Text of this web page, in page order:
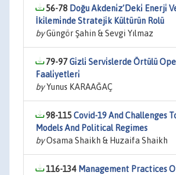
56-78 Doğu Akdeni̇z’Deki̇ Enerji̇
İki̇lemi̇nde Strateji̇k Kültürün Rolü
byGüngör Şahin & Sevgi Yılmaz
79-97Gi̇zli̇ Servi̇slerde Örtülü
Faali̇yetleri̇
byYunus KARAAĞAÇ
98-115Covid-19 And Challenges
Models And Political Regimes
byOsama Shaikh & Huzaifa Shaikh
116-134 Management Practices